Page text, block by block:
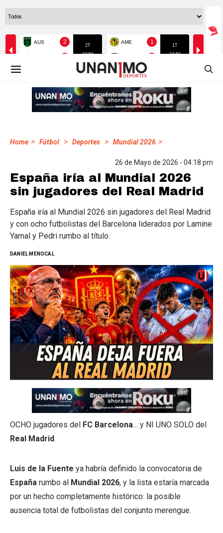
Home > Fútbol > Deportes > Mundial 2026 >
26 de Mayo de 2026 - 04:18 pm
España iría al Mundial 2026
sin jugadores del Real Madrid
España iría al Mundial 2026 sin jugadores del Real Madrid
y con ocho futbolistas del Barcelona liderados por Lamine
Yamal y Pedri rumbo al título.
DANIEL MENOCAL
OCHO jugadores del FC Barcelona… y NI UNO SOLO del
Real Madrid.
Luis de la Fuente ya habría definido la convocatoria de
España rumbo al Mundial 2026, y la lista estaría marcada
por un hecho completamente histórico: la posible
ausencia total de futbolistas del conjunto merengue.